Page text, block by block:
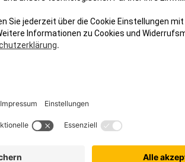
Hund und die von ihm
auch Verletzungen und Bisse, die der
Ihr Hund beispielsweise einen
etwaigen
Sie nicht von einer Haftung für
dann der Fall, wenn ein dem Hund
wird. In solch einem Fall müssen Sie für
aufkommen.